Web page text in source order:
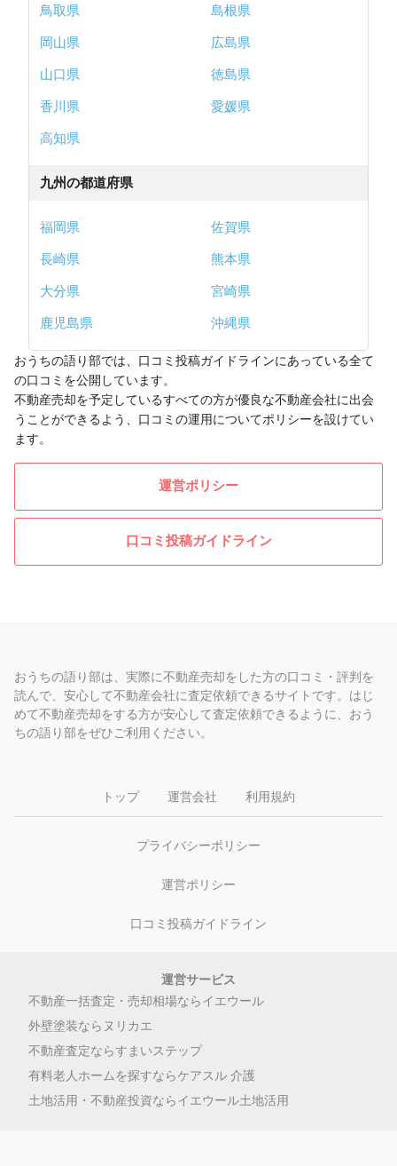
鳥取県
島根県
岡山県
広島県
山口県
徳島県
香川県
愛媛県
高知県
九州の都道府県
福岡県
佐賀県
長崎県
熊本県
大分県
宮崎県
鹿児島県
沖縄県
おうちの語り部では、口コミ投稿ガイドラインにあっている全て
の口コミを公開しています。
不動産売却を予定しているすべての方が優良な不動産会社に出会
うことができるよう、口コミの運用についてポリシーを設けてい
ます。
運営ポリシー
口コミ投稿ガイドライン
おうちの語り部は、実際に不動産売却をした方の口コミ・評判を
読んで、安心して不動産会社に査定依頼できるサイトです。はじ
めて不動産売却をする方が安心して査定依頼できるように、おう
ちの語り部をぜひご利用ください。
トップ 運営会社 利用規約
プライバシーポリシー
運営ポリシー
口コミ投稿ガイドライン
運営サービス
不動産一括査定・売却相場ならイエウール
外壁塗装ならヌリカエ
不動産査定ならすまいステップ
有料老人ホームを探すならケアスル 介護
土地活用・不動産投資ならイエウール土地活用